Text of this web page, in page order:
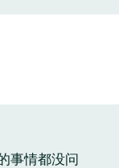
事情都没问